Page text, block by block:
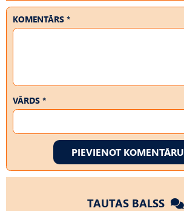
KOMENTĀRS *
VĀRDS *
PIEVIENOT KOMENTĀRU
TAUTAS BALSS